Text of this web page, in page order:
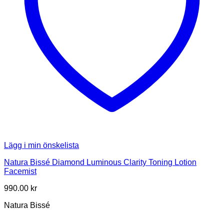
Lägg i min önskelista
Natura Bissé Diamond Luminous Clarity Toning Lotion
Facemist
990.00 kr
Natura Bissé